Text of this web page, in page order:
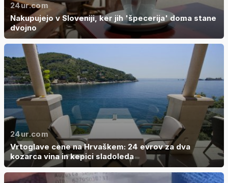
24ur.com
Nakupujejo v Sloveniji, ker jih 'špecerija' doma stane
dvojno
24ur.com
Vrtoglave cene na Hrvaškem: 24 evrov za dva
kozarca vina in kepici sladoleda